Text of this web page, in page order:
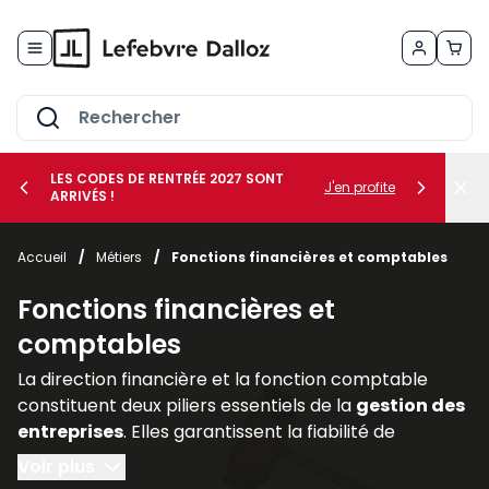
le sous-menu Vos métiers
le sous-menu Vos besoins
LES CODES DE RENTRÉE 2027 SONT
ARRIVÉS !
J'en profite
Accueil / Métiers / Fonctions financières et comptables
Fonctions financières et
comptables
La direction financière et la fonction comptable
constituent deux piliers essentiels de la gestion des
entreprises. Elles garantissent la fiabilité de
l’information financière, assurent la